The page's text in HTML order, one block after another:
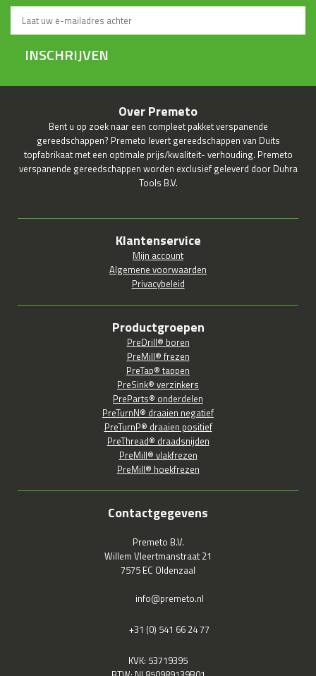
INSCHRIJVEN
Over Premeto
Bent u op zoek naar een compleet pakket verspanende
gereedschappen? Premeto levert gereedschappen van Duits
topfabrikaat met een optimale prijs/kwaliteit- verhouding. Premeto
verspanende gereedschappen worden exclusief geleverd door Duhra
Tools B.V.
Klantenservice
Mijn account
Algemene voorwaarden
Privacybeleid
Productgroepen
PreDrill® boren
PreMill® frezen
PreTap® tappen
PreSink® verzinkers
PreParts® onderdelen
PreTurnN® draaien negatief
PreTurnP® draaien positief
PreThread® draadsnijden
PreMill® vlakfrezen
PreMill® hoekfrezen
Contactgegevens
Premeto B.V.
Willem Vleertmanstraat 21
7575 EC Oldenzaal
info@premeto.nl
+31 (0) 541 66 24 77
KVK: 53719395